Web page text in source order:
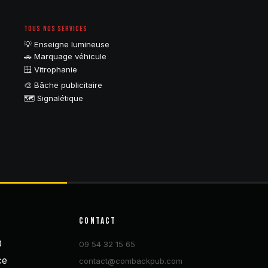
TOUS NOS SERVICES
💡 Enseigne lumineuse
🚗 Marquage véhicule
🪟 Vitrophanie
🎨 Bâche publicitaire
🗺️ Signalétique
CONTACT
09 54 32 15 65
contact@combackpub.com